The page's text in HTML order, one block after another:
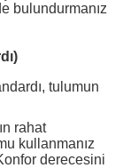
bulundurmanız
tulumun
rahat
kullanmanız
derecesini